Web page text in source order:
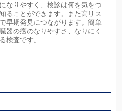
なりやすく、検診は何を気をつ
ることができます。また高リス
早期発見につながります。簡単
器の癌のなりやすさ、なりにく
検査です。